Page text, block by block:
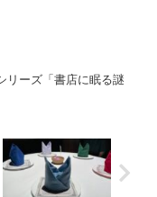
リーズ「書店に眠る謎